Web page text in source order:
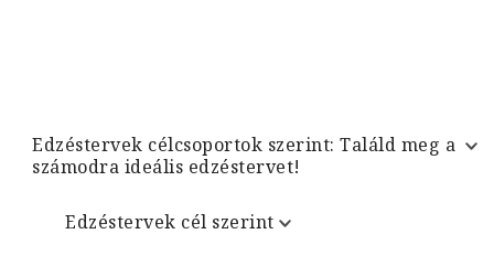
Edzéstervek célcsoportok szerint: Találd meg a
számodra ideális edzéstervet!
Edzéstervek cél szerint